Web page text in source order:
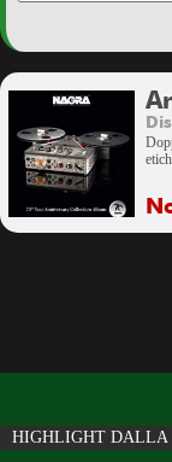
HIGHLIGHT DALLA